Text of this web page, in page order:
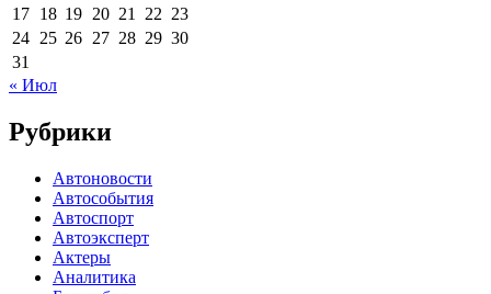
17 18 19 20 21 22 23
24 25 26 27 28 29 30
31
« Июл
Рубрики
Автоновости
Автособытия
Автоспорт
Автоэксперт
Актеры
Аналитика